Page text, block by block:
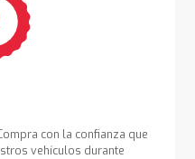
con la confianza que
vehículos durante